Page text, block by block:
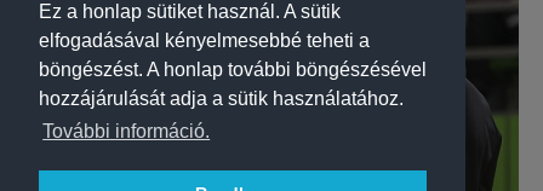
Ez a honlap sütiket használ. A sütik
elfogadásával kényelmesebbé teheti a
böngészést. A honlap további böngészésével
hozzájárulását adja a sütik használatához.
További információ.